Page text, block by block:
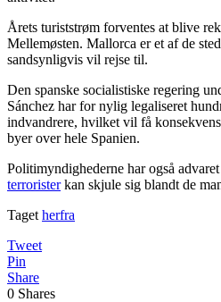
Årets turiststrøm forventes at blive
Mellemøsten. Mallorca er et af de
sandsynligvis vil rejse til.
Den spanske socialistiske regering
Sánchez har for nylig legaliseret
indvandrere, hvilket vil få
byer over hele Spanien.
Politimyndighederne har også
terroristerkan skjule sig blandt de
Taget herfra
Tweet
Pin
Share
0 Shares